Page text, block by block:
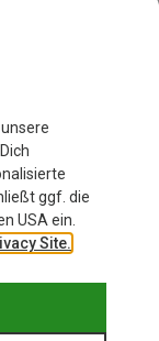
GTX Schuhe
ggf. die
USA ein.
Site.